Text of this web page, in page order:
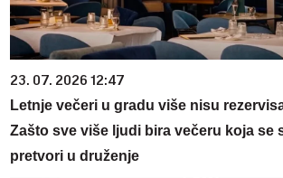
23. 07. 2026 12:47
Letnje večeri u gradu više nisu
Zašto sve više ljudi bira večeru koja se
pretvori u druženje